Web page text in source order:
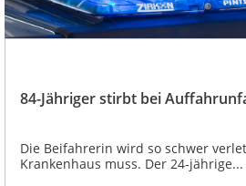
84-Jähriger stirbt bei
Die Beifahrerin wird so schwer
Krankenhaus muss. Der 24-jährige...